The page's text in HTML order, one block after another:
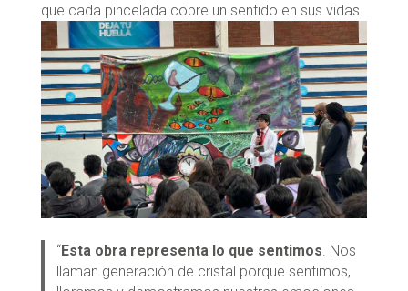
que cada pincelada cobre un sentido en sus vidas.
“Esta obra representa lo que sentimos . Nos
llaman generación de cristal porque sentimos,